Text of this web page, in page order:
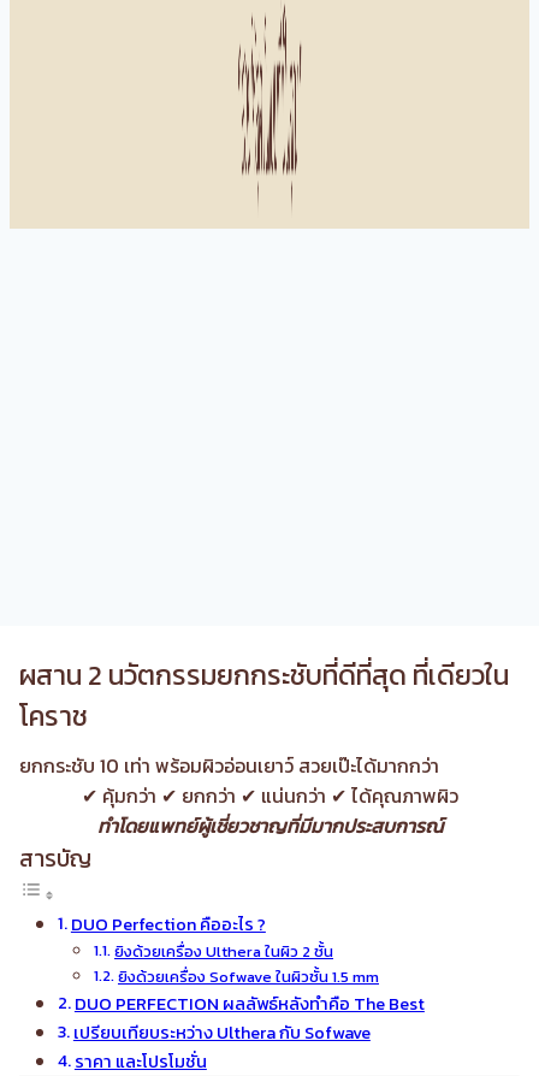
ผสาน 2 นวัตกรรมยกกระชับที่ดีที่สุด ที่เดียวใน
โคราช
ยกกระชับ 10 เท่า พร้อมผิวอ่อนเยาว์ สวยเป๊ะได้มากกว่า
✔ คุ้มกว่า ✔ ยกกว่า ✔ แน่นกว่า ✔ ได้คุณภาพผิว
ทำโดยแพทย์ผู้เชี่ยวชาญที่มีมากประสบการณ์
สารบัญ
DUO Perfection คืออะไร ?
ยิงด้วยเครื่อง Ulthera ในผิว 2 ชั้น
ยิงด้วยเครื่อง Sofwave ในผิวชั้น 1.5 mm
DUO PERFECTION ผลลัพธ์หลังทำคือ The Best
เปรียบเทียบระหว่าง Ulthera กับ Sofwave
ราคา และโปรโมชั่น